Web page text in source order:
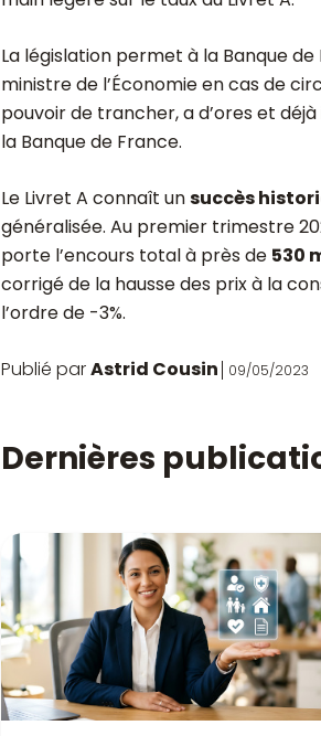
La législation permet à la Banque
ministre de l’Économieen cas de
pouvoir de trancher, a d’ores et
la Banque de France.
Le Livret A connaît unsuccès
généralisée. Au premier trimestre
porte l’encours total à près de 530
corrigé de la hausse des prix à la
l’ordre de -3%.
Publié parAstrid Cousin 09/05/2023
Dernières